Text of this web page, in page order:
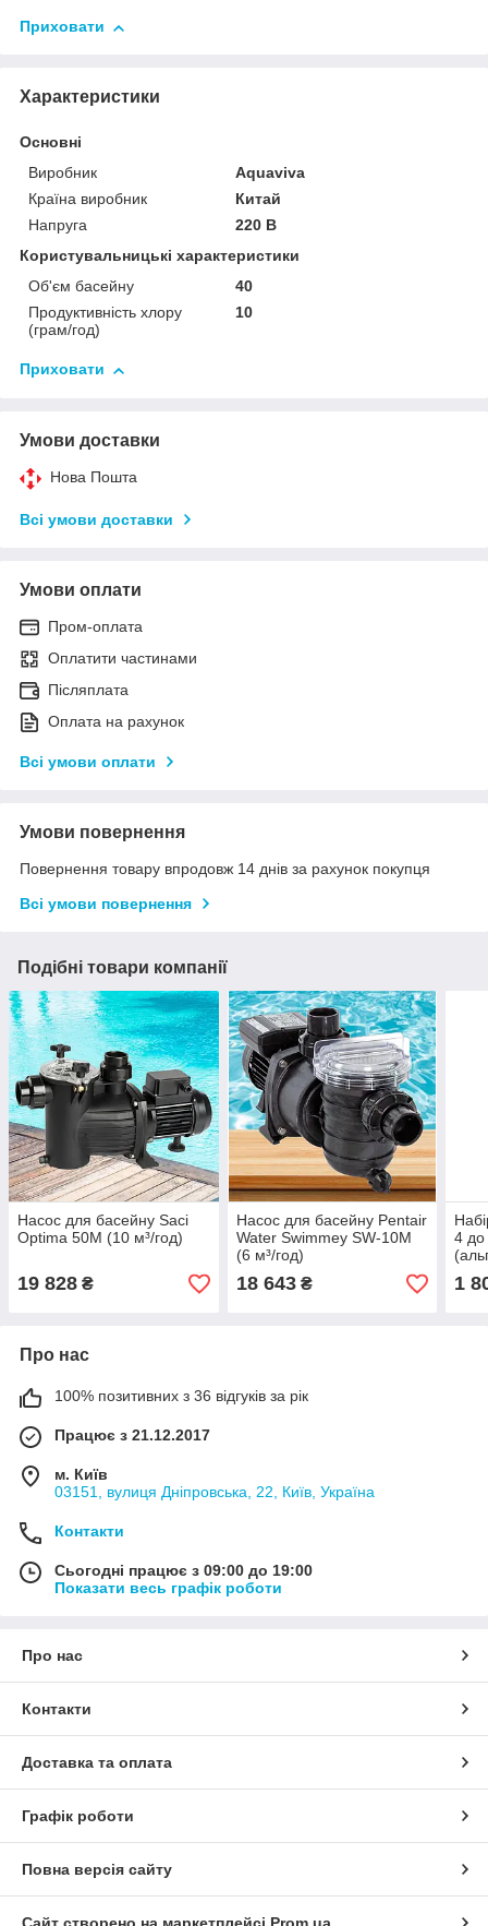
Приховати
Характеристики
Основні
Виробник
Aquaviva
Країна виробник
Китай
Напруга
220 В
Користувальницькі характеристики
Об'єм басейну
40
Продуктивність хлору
(грам/год)
10
Приховати
Умови доставки
Нова Пошта
Всі умови доставки
Умови оплати
Пром-оплата
Оплатити частинами
Післяплата
Оплата на рахунок
Всі умови оплати
Умови повернення
Повернення товару впродовж 14 днів за рахунок покупця
Всі умови повернення
Подібні товари компанії
Насос для басейну Saci
Optima 50M (10 м³/год)
19 828 ₴
Насос для басейну Pentair
Water Swimmey SW-10M
(6 м³/год)
18 643₴
4 до
1
Про нас
100% позитивних з 36 відгуків за рік
Працює з 21.12.2017
м. Київ
03151, вулиця Дніпровська, 22, Київ, Україна
Контакти
Сьогодні працює з 09:00 до 19:00
Показати весь графік роботи
Про нас
Контакти
Доставка та оплата
Графік роботи
Повна версія сайту